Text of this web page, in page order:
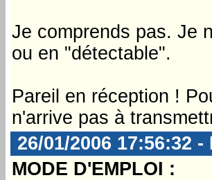
Je comprends pas. Je
ou en "détectable".
Pareil en réception !
n'arrive pas à
26/01/2006 17:56:32 -
MODE D'EMPLOI :